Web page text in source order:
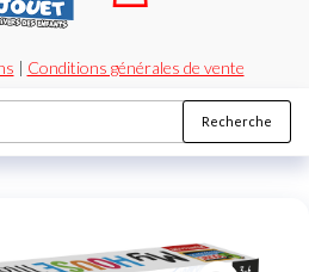
| Conditions générales de vente
Recherche